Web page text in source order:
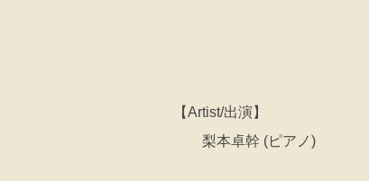
【Artist/出演】
梨本卓幹 (ピアノ)